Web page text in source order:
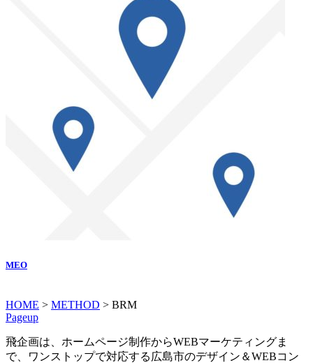
MEO
HOME > METHOD > BRM
Pageup
飛企画は、ホームページ制作からWEBマーケティングま
で、ワンストップで対応する広島市のデザイン＆WEBコン